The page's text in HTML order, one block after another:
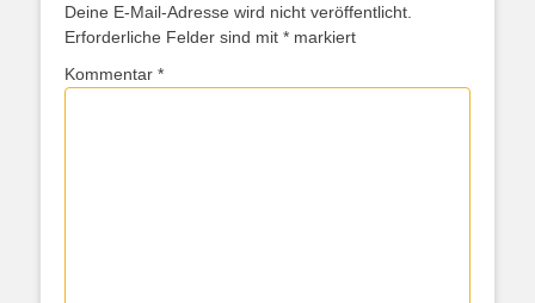
Deine E-Mail-Adresse wird nicht veröffentlicht.
Erforderliche Felder sind mit * markiert
Kommentar *